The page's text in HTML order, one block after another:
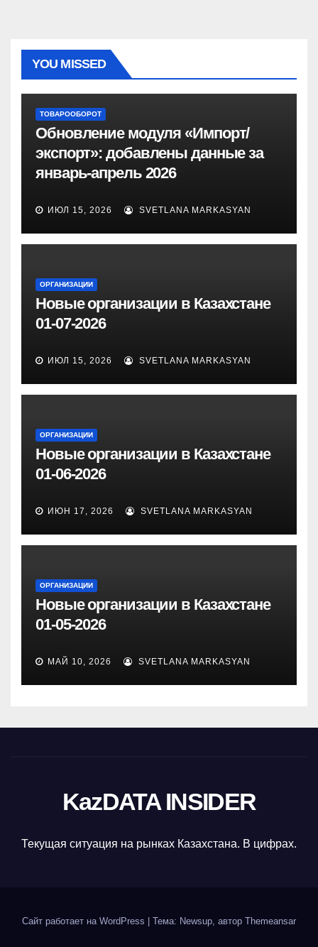
YOU MISSED
ТОВАРООБОРОТ
Обновление модуля «Импорт/
экспорт»: добавлены данные за
январь-апрель 2026
ИЮЛ 15, 2026 SVETLANA MARKASYAN
ОРГАНИЗАЦИИ
Новые организации в Казахстане
01-07-2026
ИЮЛ 15, 2026 SVETLANA MARKASYAN
ОРГАНИЗАЦИИ
Новые организации в Казахстане
01-06-2026
ИЮН 17, 2026 SVETLANA MARKASYAN
ОРГАНИЗАЦИИ
Новые организации в Казахстане
01-05-2026
МАЙ 10, 2026 SVETLANA MARKASYAN
KazDATA INSIDER
Текущая ситуация на рынках Казахстана. В цифрах.
Сайт работает на WordPress | Тема: Newsup, автор Themeansar